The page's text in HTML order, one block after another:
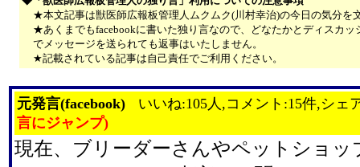
★本文記事は獣医師広報板管理人ムクムク(川村幸治)の今日の気分を
★あくまでもfacebookに書いた独り言なので、どなたかとディスカ
でメッセージを送られても返事はいたしません。
★記載されている記事は自己責任でご利用ください。
元発言(facebook)
いいね:105人,コメント:15件,シェ
言にジャンプ)
現在、ブリーダーさんやペットショッ